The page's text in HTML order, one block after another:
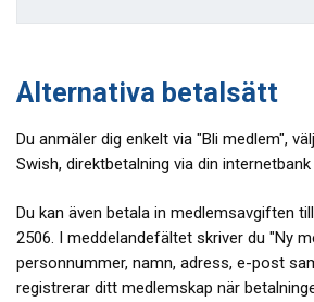
Alternativa betalsätt
Du anmäler dig enkelt via "Bli medlem",
Swish, direktbetalning via din
Du kan även betala in medlemsavgiften
2506. I meddelandefältet skriver du "Ny
personnummer, namn, adress, e-post
registrerar ditt medlemskap när